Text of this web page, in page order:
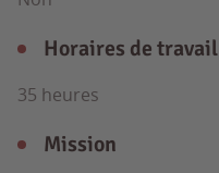
Horaires de travail
35 heures
Mission